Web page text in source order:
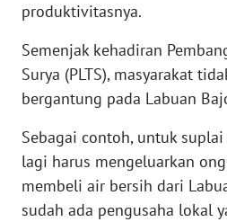
produktivitasnya.
Semenjak kehadiran
Surya (PLTS), masyarakat
bergantung pada Labuan
Sebagai contoh, untuk
lagi harus mengeluarkan
membeli air bersih dari
sudah ada pengusaha lokal
NUSANTARA
JOGJA
WN
JATIM